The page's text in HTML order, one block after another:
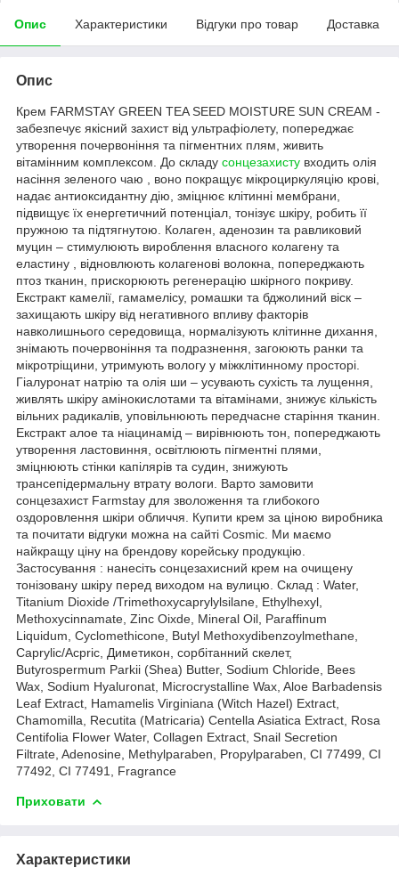
Опис Характеристики Відгуки про товар Доставка
Опис
Крем FARMSTAY GREEN TEA SEED MOISTURE SUN CREAM -
забезпечує якісний захист від ультрафіолету, попереджає
утворення почервоніння та пігментних плям, живить
вітамінним комплексом. До складу сонцезахисту входить олія
насіння зеленого чаю , воно покращує мікроциркуляцію крові,
надає антиоксидантну дію, зміцнює клітинні мембрани,
підвищує їх енергетичний потенціал, тонізує шкіру, робить її
пружною та підтягнутою. Колаген, аденозин та равликовий
муцин – стимулюють вироблення власного колагену та
еластину , відновлюють колагенові волокна, попереджають
птоз тканин, прискорюють регенерацію шкірного покриву.
Екстракт камелії, гамамелісу, ромашки та бджолиний віск –
захищають шкіру від негативного впливу факторів
навколишнього середовища, нормалізують клітинне дихання,
знімають почервоніння та подразнення, загоюють ранки та
мікротріщини, утримують вологу у міжклітинному просторі.
Гіалуронат натрію та олія ши – усувають сухість та лущення,
живлять шкіру амінокислотами та вітамінами, знижує кількість
вільних радикалів, уповільнюють передчасне старіння тканин.
Екстракт алое та ніацинамід – вирівнюють тон, попереджають
утворення ластовиння, освітлюють пігментні плями,
зміцнюють стінки капілярів та судин, знижують
трансепідермальну втрату вологи. Варто замовити
сонцезахист Farmstay для зволоження та глибокого
оздоровлення шкіри обличчя. Купити крем за ціною виробника
та почитати відгуки можна на сайті Cosmic. Ми маємо
найкращу ціну на брендову корейську продукцію.
Застосування : нанесіть сонцезахисний крем на очищену
тонізовану шкіру перед виходом на вулицю. Склад : Water,
Titanium Dioxide /Trimethoxycaprylylsilane, Ethylhexyl,
Methoxycinnamate, Zinc Oixde, Mineral Oil, Paraffinum
Liquidum, Cyclomethicone, Butyl Methoxydibenzoylmethane,
Caprylic/Acpric, Диметикон, сорбітанний скелет,
Butyrospermum Parkii (Shea) Butter, Sodium Chloride, Bees
Wax, Sodium Hyaluronat, Microcrystalline Wax, Aloe Barbadensis
Leaf Extract, Hamamelis Virginiana (Witch Hazel) Extract,
Chamomilla, Recutita (Matricaria) Centella Asiatica Extract, Rosa
Centifolia Flower Water, Collagen Extract, Snail Secretion
Filtrate, Adenosine, Methylparaben, Propylparaben, CI 77499, CI
77492, CI 77491, Fragrance
Приховати
Характеристики